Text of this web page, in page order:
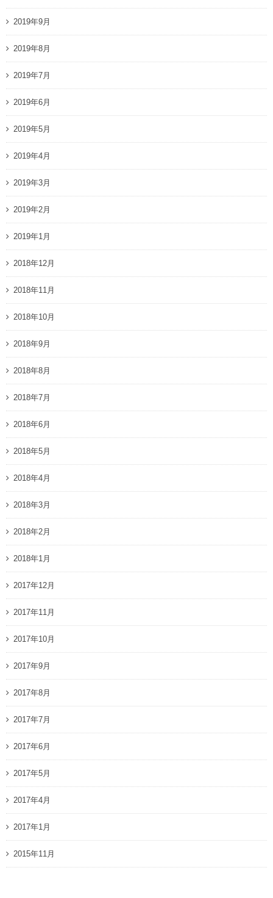
2019年9月
2019年8月
2019年7月
2019年6月
2019年5月
2019年4月
2019年3月
2019年2月
2019年1月
2018年12月
2018年11月
2018年10月
2018年9月
2018年8月
2018年7月
2018年6月
2018年5月
2018年4月
2018年3月
2018年2月
2018年1月
2017年12月
2017年11月
2017年10月
2017年9月
2017年8月
2017年7月
2017年6月
2017年5月
2017年4月
2017年1月
2015年11月